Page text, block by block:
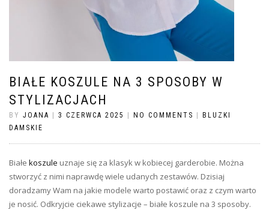
BIAŁE KOSZULE NA 3 SPOSOBY W
STYLIZACJACH
BY JOANA 3 CZERWCA 2025 NO COMMENTS
BLUZKI
DAMSKIE
Białe koszule uznaje się za klasyk w kobiecej garderobie. Można
stworzyć z nimi naprawdę wiele udanych zestawów. Dzisiaj
doradzamy Wam na jakie modele warto postawić oraz z czym warto
je nosić. Odkryjcie ciekawe stylizacje – białe koszule na 3 sposoby.